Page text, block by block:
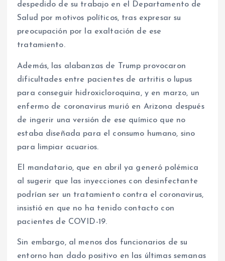
despedido de su trabajo en el Departamento de
Salud por motivos políticos, tras expresar su
preocupación por la exaltación de ese
tratamiento.
Además, las alabanzas de Trump provocaron
dificultades entre pacientes de artritis o lupus
para conseguir hidroxicloroquina, y en marzo, un
enfermo de coronavirus murió en Arizona después
de ingerir una versión de ese químico que no
estaba diseñada para el consumo humano, sino
para limpiar acuarios.
El mandatario, que en abril ya generó polémica
al sugerir que las inyecciones con desinfectante
podrían ser un tratamiento contra el coronavirus,
insistió en que no ha tenido contacto con
pacientes de COVID-19.
Sin embargo, al menos dos funcionarios de su
entorno han dado positivo en las últimas semanas